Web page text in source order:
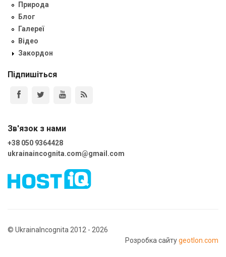
Природа
Блог
Галереї
Відео
Закордон
Підпишіться
Зв'язок з нами
+38 050 9364428
ukrainaincognita.com@gmail.com
© UkrainaIncognita 2012 - 2026
Розробка сайтуgeotlon.com